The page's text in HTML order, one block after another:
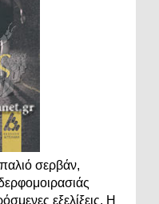
σερβάν,
εξελίξεις. Η